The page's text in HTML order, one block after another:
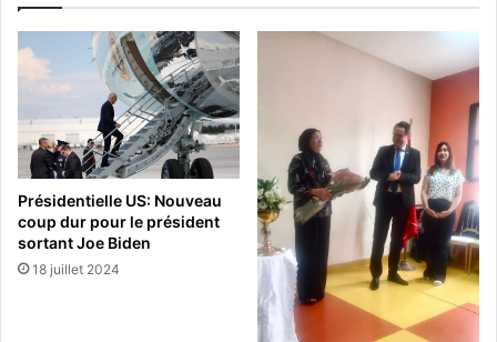
Présidentielle US: Nouveau
coup dur pour le président
sortant Joe Biden
18 juillet 2024